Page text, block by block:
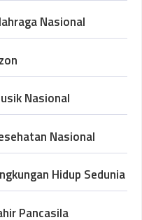
Nasional
Nasional
Nasional
Hidup Sedunia
Pancasila